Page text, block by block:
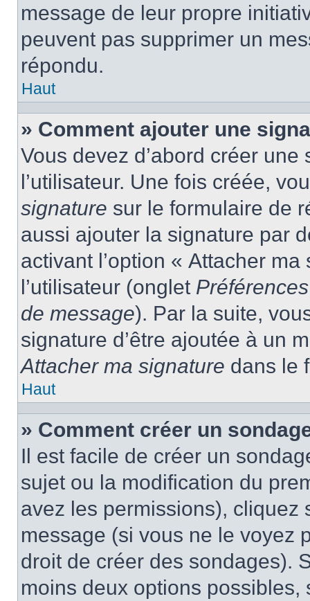
message de leur propre
peuvent pas supprimer un
répondu.
Haut
» Comment ajouter une
Vous devez d’abord créer
l’utilisateur. Une fois créée,
signature sur le formulaire de
aussi ajouter la signature par
activant l’option « Attacher
l’utilisateur (onglet
de message). Par la suite,
signature d’être ajoutée à un
Attacher ma signature dans le
Haut
» Comment créer un
Il est facile de créer un
sujet ou la modification du
avez les permissions), cliquez
message (si vous ne le voyez
droit de créer des sondages).
moins deux options